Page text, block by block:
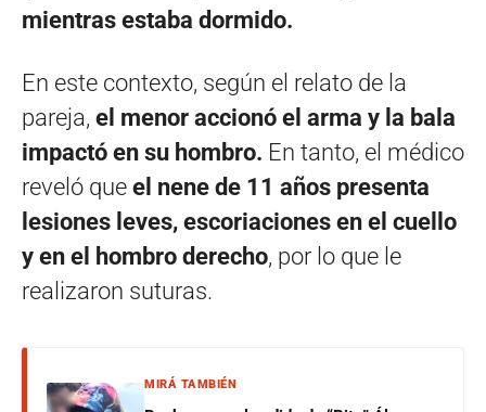
mientras estaba dormido.
En este contexto, según el relato de la
pareja, el menor accionó el arma y la bala
impactó en su hombro. En tanto, el médico
reveló que el nene de 11 años presenta
lesiones leves, escoriaciones en el cuello
y en el hombro derecho, por lo que le
realizaron suturas.
MIRÁ TAMBIÉN